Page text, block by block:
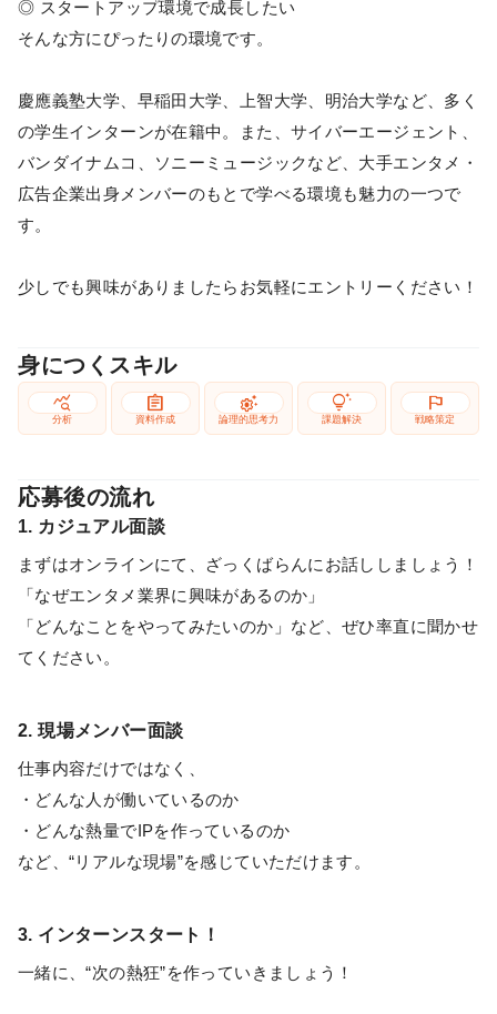
◎ スタートアップ環境で成長したい
そんな方にぴったりの環境です。
慶應義塾大学、早稲田大学、上智大学、明治大学など、多く
の学生インターンが在籍中。また、サイバーエージェント、
バンダイナムコ、ソニーミュージックなど、大手エンタメ・
広告企業出身メンバーのもとで学べる環境も魅力の一つで
す。
少しでも興味がありましたらお気軽にエントリーください！
身につくスキル
query_stats
分析
assignment
資料作成
settings_suggest
論理的思考力
tips_and_updates
課題解決
flag
戦略策定
応募後の流れ
1. カジュアル面談
まずはオンラインにて、ざっくばらんにお話ししましょう！
「なぜエンタメ業界に興味があるのか」
「どんなことをやってみたいのか」など、ぜひ率直に聞かせ
てください。
2. 現場メンバー面談
仕事内容だけではなく、
・どんな人が働いているのか
・どんな熱量でIPを作っているのか
など、“リアルな現場”を感じていただけます。
3. インターンスタート！
一緒に、“次の熱狂”を作っていきましょう！